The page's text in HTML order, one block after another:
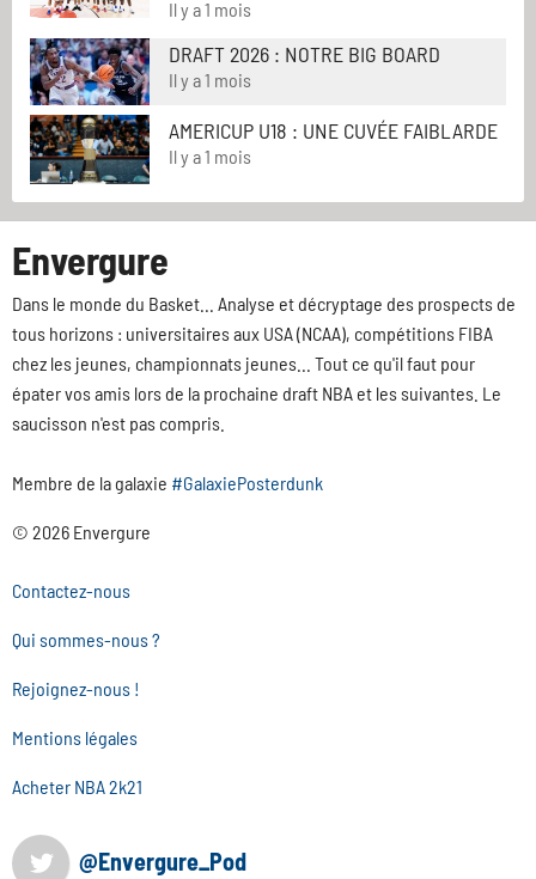
Il y a 1 mois
DRAFT 2026 : NOTRE BIG BOARD
Il y a 1 mois
AMERICUP U18 : UNE CUVÉE FAIBLARDE
Il y a 1 mois
Envergure
Dans le monde du Basket... Analyse et décryptage des prospects de
tous horizons : universitaires aux USA (NCAA), compétitions FIBA
chez les jeunes, championnats jeunes... Tout ce qu'il faut pour
épater vos amis lors de la prochaine draft NBA et les suivantes. Le
saucisson n'est pas compris.
Membre de la galaxie #GalaxiePosterdunk
© 2026 Envergure
Contactez-nous
Qui sommes-nous ?
Rejoignez-nous !
Mentions légales
Acheter NBA 2k21
@Envergure_Pod